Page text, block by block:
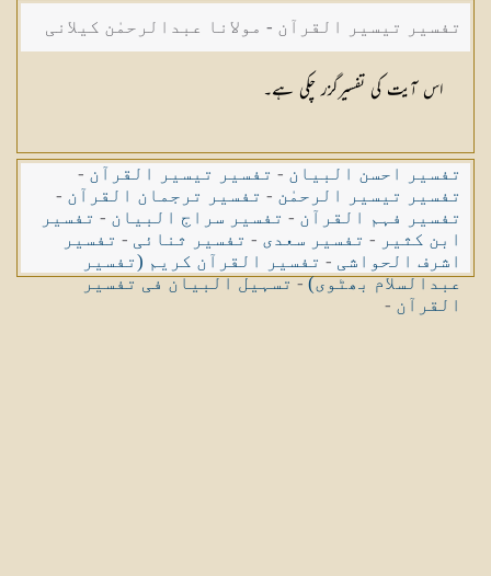
تفسیر تیسیر القرآن - مولانا عبدالرحمٰن کیلانی
اس آیت کی تفسیرگزر چکی ہے۔
تفسیر احسن البیان - تفسیر تیسیر القرآن -
تفسیر تیسیر الرحمٰن - تفسیر ترجمان القرآن -
تفسیر فہم القرآن - تفسیر سراج البیان - تفسیر
ابن کثیر - تفسیر سعدی - تفسیر ثنائی - تفسیر
اشرف الحواشی - تفسیر القرآن کریم (تفسیر
عبدالسلام بھٹوی)-تسہیل البیان فی تفسیر
القرآن -